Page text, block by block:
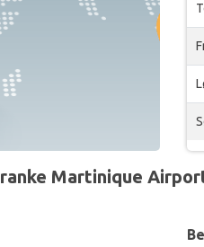
Martinique